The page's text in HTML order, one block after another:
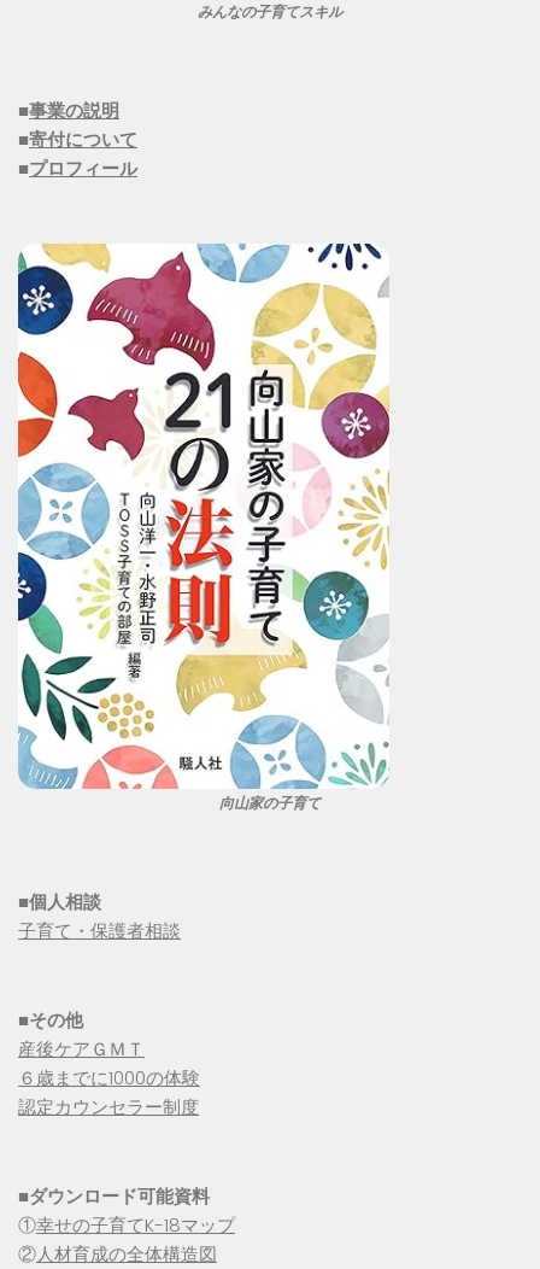
みんなの子育てスキル
■事業の説明
■寄付について
■プロフィール
向山家の子育て
■個人相談
子育て・保護者相談
■その他
産後ケアＧＭＴ
６歳までに1000の体験
認定カウンセラー制度
■ダウンロード可能資料
①幸せの子育てK-18マップ
②人材育成の全体構造図